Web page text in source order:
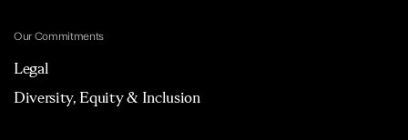
Our Commitments
Legal
Diversity, Equity & Inclusion